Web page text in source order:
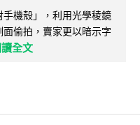
機殼」，利用光學稜鏡
偷拍，賣家更以暗示字
讀全文